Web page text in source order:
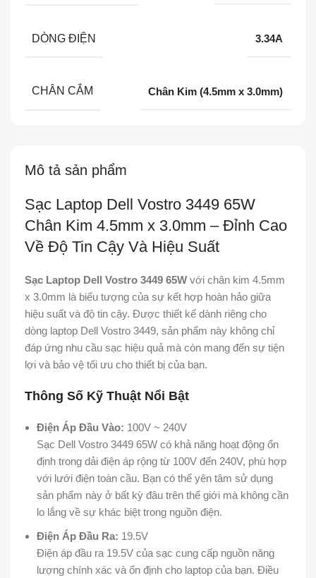
Mô tả sản phẩm
Sạc Laptop Dell Vostro 3449 65W
Chân Kim 4.5mm x 3.0mm – Đỉnh Cao
Về Độ Tin Cậy Và Hiệu Suất
Sạc Laptop Dell Vostro 3449 65W với chân kim 4.5mm
x 3.0mm là biểu tượng của sự kết hợp hoàn hảo giữa
hiệu suất và độ tin cậy. Được thiết kế dành riêng cho
dòng laptop Dell Vostro 3449, sản phẩm này không chỉ
đáp ứng nhu cầu sạc hiệu quả mà còn mang đến sự tiện
lợi và bảo vệ tối ưu cho thiết bị của bạn.
Thông Số Kỹ Thuật Nổi Bật
Điện Áp Đầu Vào: 100V ~ 240V
Sạc Dell Vostro 3449 65W có khả năng hoạt động ổn
định trong dải điện áp rộng từ 100V đến 240V, phù hợp
với lưới điện toàn cầu. Bạn có thể yên tâm sử dụng
sản phẩm này ở bất kỳ đâu trên thế giới mà không cần
lo lắng về sự khác biệt trong nguồn điện.
Điện Áp Đầu Ra: 19.5V
Điện áp đầu ra 19.5V của sạc cung cấp nguồn năng
lượng chính xác và ổn định cho laptop của bạn. Điều
DÒNG ĐIỆN 3.34A
CHÂN CẮM Chân Kim (4.5mm x 3.0mm)